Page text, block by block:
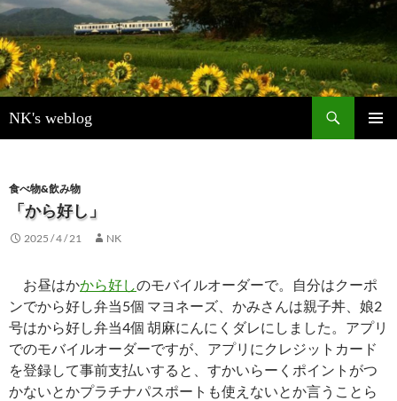
NK's weblog
索
ン
ツ
ス
プ
食べ物&飲み物
「から好し」
2025 / 4 / 21 NK
お昼はかから好しのモバイルオーダーで。自分はクーポ
ンでから好し弁当5個 マヨネーズ、かみさんは親子丼、娘2
号はから好し弁当4個 胡麻にんにくダレにしました。アプリ
でのモバイルオーダーですが、アプリにクレジットカード
を登録して事前支払いすると、すかいらーくポイントがつ
かないとかプラチナパスポートも使えないとか言うことら